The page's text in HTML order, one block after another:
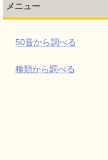
メニュー
50音から調べる
種類から調べる